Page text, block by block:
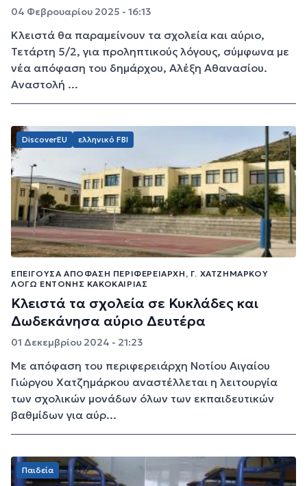
04 Φεβρουαρίου 2025 - 16:13
Κλειστά θα παραμείνουν τα σχολεία και αύριο,
Τετάρτη 5/2, για προληπτικούς λόγους, σύμφωνα με
νέα απόφαση του δημάρχου, Αλέξη Αθανασίου.
Αναστολή ...
DiscoverEU ελληνικό FBI
ΕΠΕΊΓΟΥΣΑ ΑΠΌΦΑΣΗ ΠΕΡΙΦΕΡΕΙΆΡΧΗ, Γ. ΧΑΤΖΗΜΆΡΚΟΥ
ΛΌΓΩ ΈΝΤΟΝΗΣ ΚΑΚΟΚΑΙΡΊΑΣ
Κλειστά τα σχολεία σε Κυκλάδες και
Δωδεκάνησα αύριο Δευτέρα
01 Δεκεμβρίου 2024 - 21:23
Με απόφαση του περιφερειάρχη Νοτίου Αιγαίου
Γιώργου Χατζημάρκου αναστέλλεται η λειτουργία
των σχολικών μονάδων όλων των εκπαιδευτικών
βαθμίδων για αύρ...
Παιδεία